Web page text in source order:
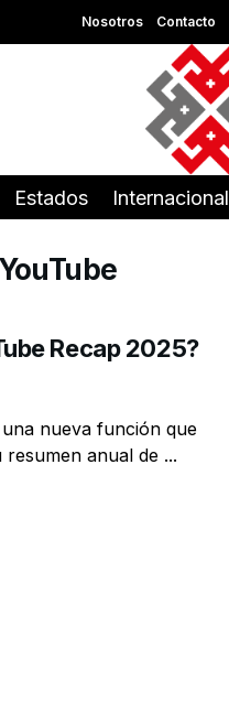
Nosotros Contacto
Estados Internacional
Recap 2025?
nueva función que
anual de ...